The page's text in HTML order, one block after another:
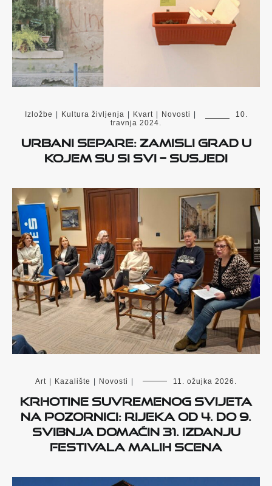
Izložbe Kultura življenja Kvart Novosti
10.
travnja 2024.
Urbani separe: Zamisli grad u
kojem su si svi – susjedi
Art Kazalište Novosti 11. ožujka 2026.
Krhotine suvremenog svijeta
na pozornici: Rijeka od 4. do 9.
svibnja domaćin 31. izdanju
Festivala malih scena